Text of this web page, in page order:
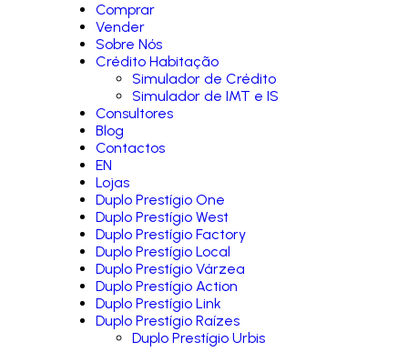
Comprar
Vender
Sobre Nós
Crédito Habitação
Simulador de Crédito
Simulador de IMT e IS
Consultores
Blog
Contactos
EN
Lojas
Duplo Prestígio One
Duplo Prestígio West
Duplo Prestígio Factory
Duplo Prestígio Local
Duplo Prestígio Várzea
Duplo Prestígio Action
Duplo Prestígio Link
Duplo Prestígio Raízes
Duplo Prestígio Urbis